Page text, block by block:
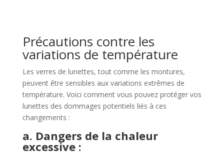
Précautions contre les
variations de température
Les verres de lunettes, tout comme les montures,
peuvent être sensibles aux variations extrêmes de
température. Voici comment vous pouvez protéger vos
lunettes des dommages potentiels liés à ces
changements :
a. Dangers de la chaleur
excessive :